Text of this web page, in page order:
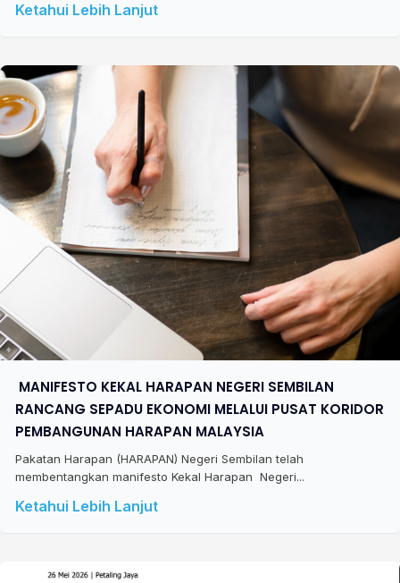
Ketahui Lebih Lanjut
​ MANIFESTO KEKAL HARAPAN NEGERI SEMBILAN
RANCANG SEPADU EKONOMI MELALUI PUSAT KORIDOR
PEMBANGUNAN HARAPAN MALAYSIA
Pakatan Harapan (HARAPAN) Negeri Sembilan telah
membentangkan manifesto Kekal Harapan Negeri...
Ketahui Lebih Lanjut